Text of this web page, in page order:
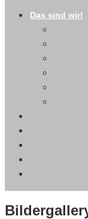
Das sind wir!